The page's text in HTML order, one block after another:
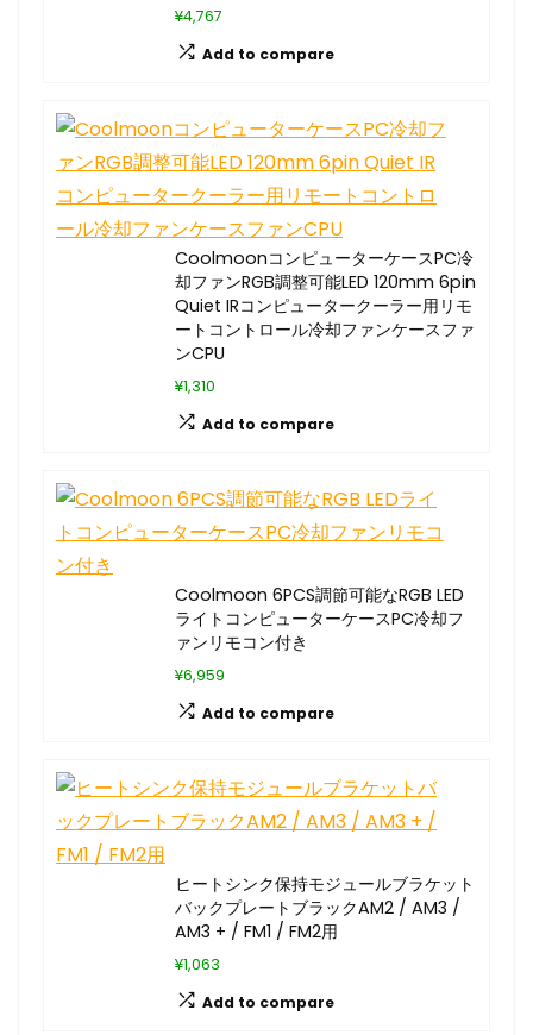
¥4,767
Add to compare
CoolmoonコンピューターケースPC冷
却ファンRGB調整可能LED 120mm 6pin
Quiet IRコンピュータークーラー用リモ
ートコントロール冷却ファンケースファ
ンCPU
¥1,310
Add to compare
Coolmoon 6PCS調節可能なRGB LED
ライトコンピューターケースPC冷却フ
ァンリモコン付き
¥6,959
Add to compare
ヒートシンク保持モジュールブラケット
バックプレートブラックAM2 / AM3 /
AM3 + / FM1 / FM2用
¥1,063
Add to compare